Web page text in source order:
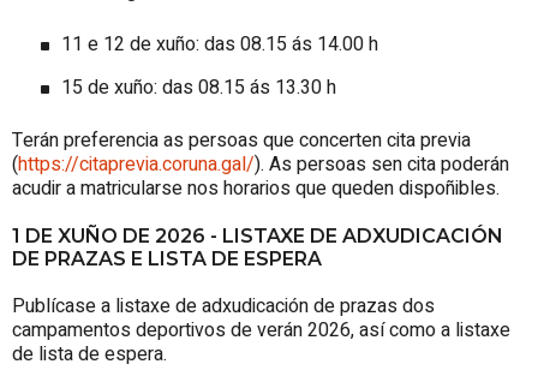
11 e 12 de xuño: das 08.15 ás 14.00 h
15 de xuño: das 08.15 ás 13.30 h
Terán preferencia as persoas que concerten cita previa
(https://citaprevia.coruna.gal/). As persoas sen cita poderán
acudir a matricularse nos horarios que queden dispoñibles.
1 DE XUÑO DE 2026 - LISTAXE DE ADXUDICACIÓN
DE PRAZAS E LISTA DE ESPERA
Publícase a listaxe de adxudicación de prazas dos
campamentos deportivos de verán 2026, así como a listaxe
de lista de espera.